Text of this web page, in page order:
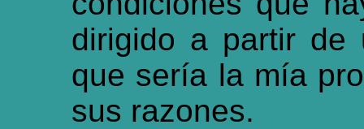
dirigido a partir de
que sería la mía
sus razones.